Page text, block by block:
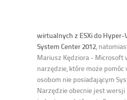
wirtualnych z ESXi do Hyper-
System Center 2012 ,
Mariusz Kędziora - Microsoft
narzędzie, które może
osobom nie posiadającym
Narzędzie obecnie jest